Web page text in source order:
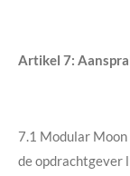
Artikel 7:
7.1 Modular
de opdrachtgever